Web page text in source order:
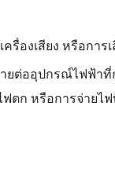
รื่องเสียง หรือก
ยต่ออุปกรณ์ไฟฟ้าที่
ตก หรือการจ่าย